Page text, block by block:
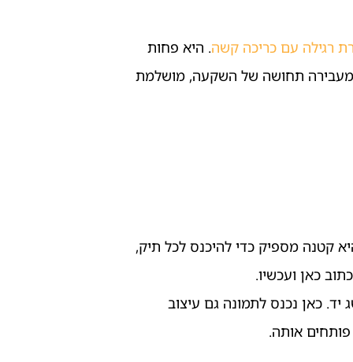
רגילה עם כריכה קשה. היא פחות
תחושה של השקעה, מושלמת
קטנה מספיק כדי להיכנס לכל תיק,
כאן ועכשיו.
כאן נכנס לתמונה גם עיצוב
אותה.